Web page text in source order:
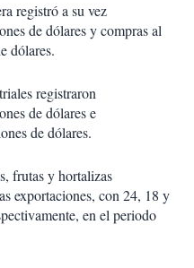
registró a su vez
de dólares y compras al
dólares.
registraron
de dólares e
de dólares.
frutas y hortalizas
exportaciones, con 24, 18 y
en el periodo